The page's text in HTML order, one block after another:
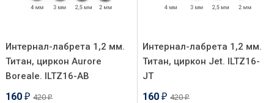
Интернал-лабрета 1,2 мм.
Титан, циркон Aurore
Boreale. ILTZ16-AB
160 ₽ 420₽
Интернал-лабрета 1,2 мм.
Титан, циркон Jet. ILTZ16-
JT
160 ₽ 420₽